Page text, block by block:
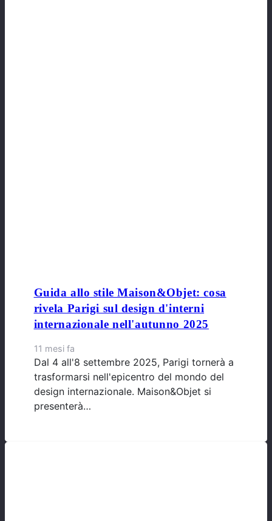
Guida allo stile Maison&Objet: cosa
rivela Parigi sul design d'interni
internazionale nell'autunno 2025
11 mesi fa
Dal 4 all'8 settembre 2025, Parigi tornerà a
trasformarsi nell'epicentro del mondo del
design internazionale. Maison&Objet si
presenterà…